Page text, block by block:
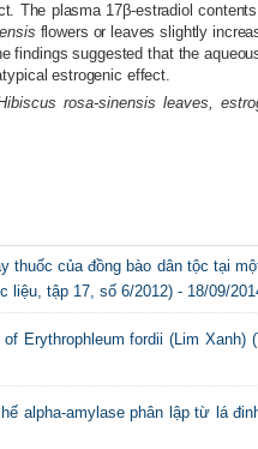
The plasma 17β-estradiol
flowers or leaves slightly
findings suggested that the
estrogenic effect.
rosa-sinensis leaves,
của đồng bào dân tộc tại
liệu, tập 17, số 6/2012) - 18/09/
Erythrophleum fordii (Lim Xanh)
alpha-amylase phân lập từ lá